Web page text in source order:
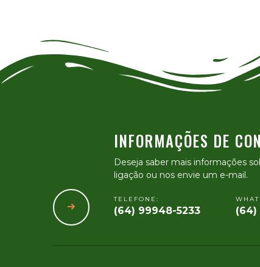
INFORMAÇÕES DE
Deseja saber mais informações
ligação ou nos envie um e-mail.
TELEFONE:
(64) 99948-5233 (64)